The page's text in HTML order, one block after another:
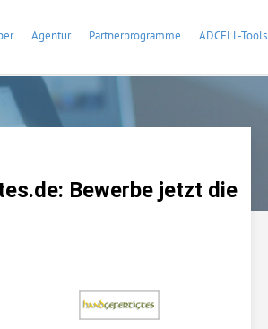
Agentur Partnerprogramme ADCELL-Tools
Bewerbe jetzt die